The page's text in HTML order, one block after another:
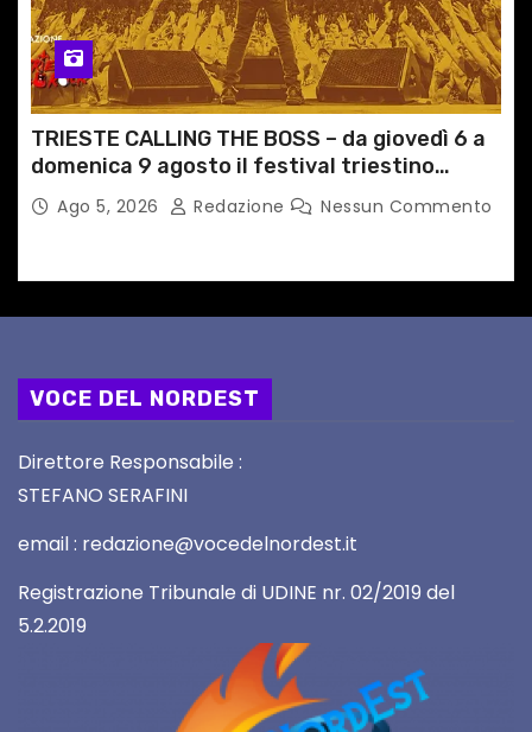
TRIESTE CALLING THE BOSS – da giovedì 6 a
domenica 9 agosto il festival triestino
dedicato a Springsteen
Ago 5, 2026 Redazione Nessun Commento
VOCE DEL NORDEST
Direttore Responsabile :
STEFANO SERAFINI
email : redazione@vocedelnordest.it
Registrazione Tribunale di UDINE nr. 02/2019 del
5.2.2019